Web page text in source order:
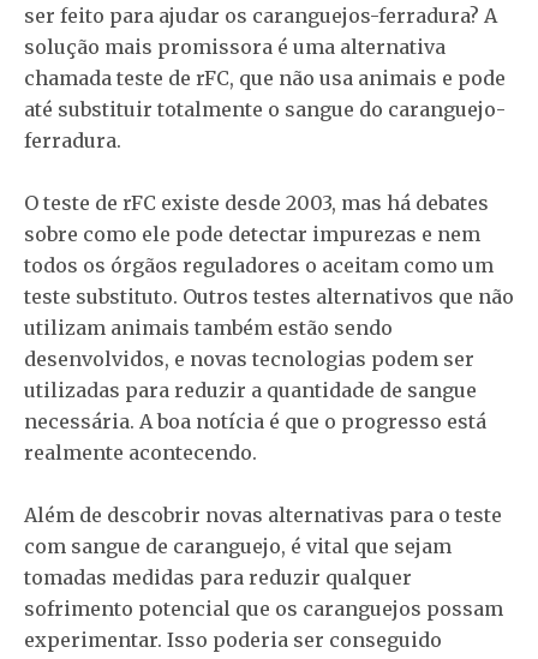
ser feito para ajudar os caranguejos-ferradura? A
solução mais promissora é uma alternativa
chamada teste de rFC, que não usa animais e pode
até substituir totalmente o sangue do caranguejo-
ferradura.
O teste de rFC existe desde 2003, mas há debates
sobre como ele pode detectar impurezas e nem
todos os órgãos reguladores o aceitam como um
teste substituto. Outros testes alternativos que não
utilizam animais também estão sendo
desenvolvidos, e novas tecnologias podem ser
utilizadas para reduzir a quantidade de sangue
necessária. A boa notícia é que o progresso está
realmente acontecendo.
Além de descobrir novas alternativas para o teste
com sangue de caranguejo, é vital que sejam
tomadas medidas para reduzir qualquer
sofrimento potencial que os caranguejos possam
experimentar. Isso poderia ser conseguido